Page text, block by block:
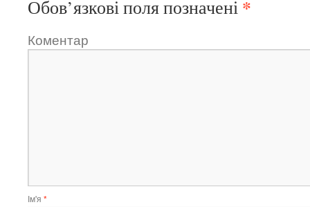
Обов’язкові поля позначені *
Коментар
Ім'я *